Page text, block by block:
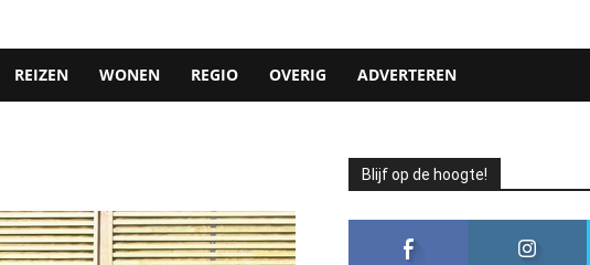
REIZEN WONEN REGIO OVERIG ADVERTEREN
Blijf op de hoogte!